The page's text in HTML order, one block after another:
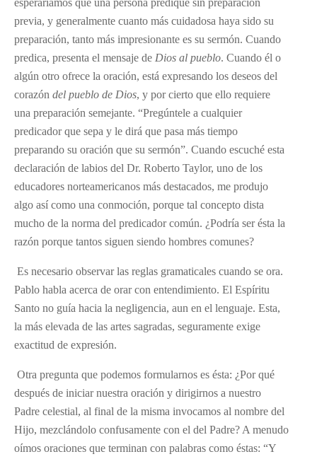
previa, y generalmente cuanto más cuidadosa haya sido su
preparación, tanto más impresionante es su sermón. Cuando
predica, presenta el mensaje de Dios al pueblo. Cuando él o
algún otro ofrece la oración, está expresando los deseos del
corazón del pueblo de Dios, y por cierto que ello requiere
una preparación semejante. “Pregúntele a cualquier
predicador que sepa y le dirá que pasa más tiempo
preparando su oración que su sermón”. Cuando escuché esta
declaración de labios del Dr. Roberto Taylor, uno de los
educadores norteamericanos más destacados, me produjo
algo así como una conmoción, porque tal concepto dista
mucho de la norma del predicador común. ¿Podría ser ésta la
razón porque tantos siguen siendo hombres comunes?
Es necesario observar las reglas gramaticales cuando se ora.
Pablo habla acerca de orar con entendimiento. El Espíritu
Santo no guía hacia la negligencia, aun en el lenguaje. Esta,
la más elevada de las artes sagradas, seguramente exige
exactitud de expresión.
Otra pregunta que podemos formularnos es ésta: ¿Por qué
después de iniciar nuestra oración y dirigirnos a nuestro
Padre celestial, al final de la misma invocamos al nombre del
Hijo, mezclándolo confusamente con el del Padre? A menudo
oímos oraciones que terminan con palabras como éstas: “Y